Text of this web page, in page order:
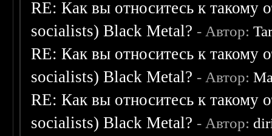
RE: Как вы относитесь к такому
socialists) Black Metal? - Автор:
RE: Как вы относитесь к такому
socialists) Black Metal? - Автор:
RE: Как вы относитесь к такому
socialists) Black Metal? - Автор: